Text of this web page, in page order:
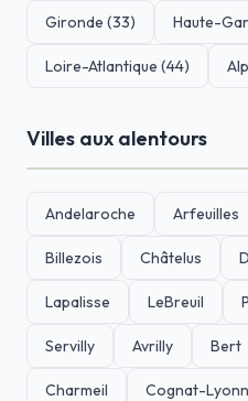
Gironde (33) Haute-
Loire-Atlantique (44)
Villes aux alentours
Andelaroche Arfeuilles
Billezois Châtelus
Lapalisse LeBreuil
Servilly Avrilly Bert
Charmeil Cognat-